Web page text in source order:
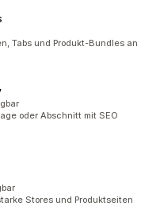
Tabs und Produkt-Bundles an
oder Abschnitt mit SEO
Stores und Produktseiten